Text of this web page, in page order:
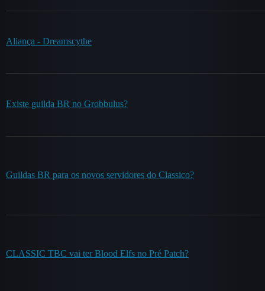
Aliança - Dreamscythe
Existe guilda BR no Grobbulus?
Guildas BR para os novos servidores do Classico?
CLASSIC TBC vai ter Blood Elfs no Pré Patch?